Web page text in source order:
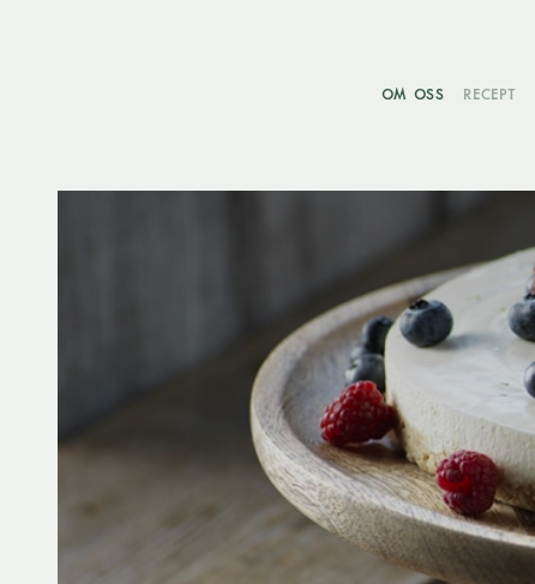
OM OSS RECEPT